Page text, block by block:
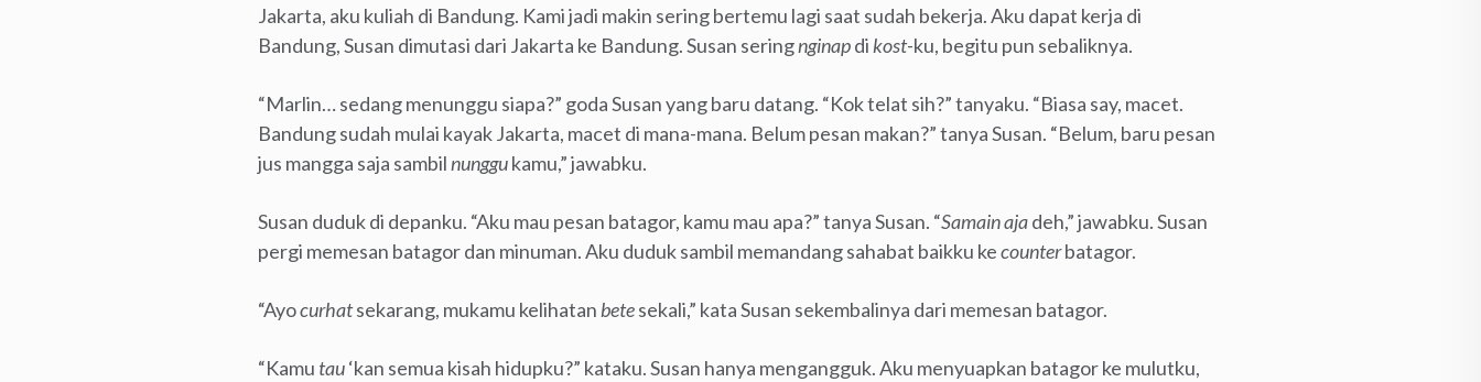
Jakarta, aku kuliah di Bandung. Kami jadi makin sering bertemu lagi saat sudah bekerja. Aku dapat kerja di
Bandung, Susan dimutasi dari Jakarta ke Bandung. Susan seringnginapdi kost-ku, begitu pun sebaliknya.
“Marlin… sedang menunggu siapa?” goda Susan yang baru datang. “Kok telat sih?” tanyaku. “Biasa say, macet.
Bandung sudah mulai kayak Jakarta, macet di mana-mana. Belum pesan makan?” tanya Susan. “Belum, baru pesan
jus mangga saja sambilnunggukamu,” jawabku.
Susan duduk di depanku. “Aku mau pesan batagor, kamu mau apa?” tanya Susan. “Samain ajadeh,” jawabku. Susan
pergi memesan batagor dan minuman. Aku duduk sambil memandang sahabat baikku kecounterbatagor.
“Ayocurhatsekarang, mukamu kelihatan betesekali,” kata Susan sekembalinya dari memesan batagor.
“Kamu tau‘kan semua kisah hidupku?” kataku. Susan hanya mengangguk. Aku menyuapkan batagor ke mulutku,